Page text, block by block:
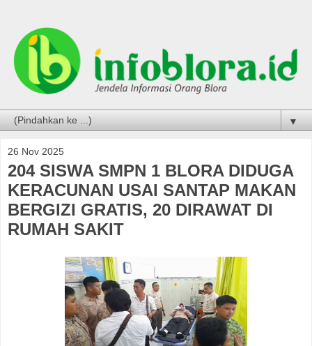
▼
26 Nov 2025
204 SISWA SMPN 1 BLORA DIDUGA
KERACUNAN USAI SANTAP MAKAN
BERGIZI GRATIS, 20 DIRAWAT DI
RUMAH SAKIT